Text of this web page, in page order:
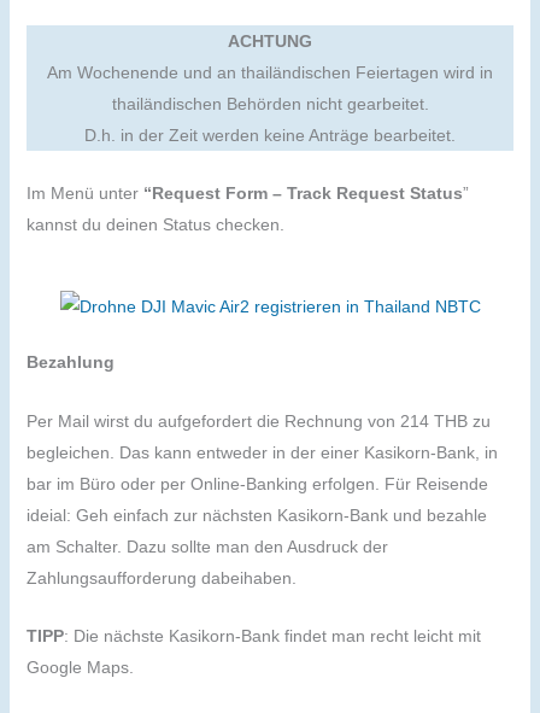
ACHTUNG
Am Wochenende und an thailändischen Feiertagen wird in
thailändischen Behörden nicht gearbeitet.
D.h. in der Zeit werden keine Anträge bearbeitet.
Im Menü unter “Request Form – Track Request Status”
kannst du deinen Status checken.
Bezahlung
Per Mail wirst du aufgefordert die Rechnung von 214 THB zu
begleichen. Das kann entweder in der einer Kasikorn-Bank, in
bar im Büro oder per Online-Banking erfolgen. Für Reisende
ideial: Geh einfach zur nächsten Kasikorn-Bank und bezahle
am Schalter. Dazu sollte man den Ausdruck der
Zahlungsaufforderung dabeihaben.
TIPP: Die nächste Kasikorn-Bank findet man recht leicht mit
Google Maps.